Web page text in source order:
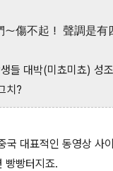
～傷不起！ 聲調是有
들 대박(미쵸미쵸) 성
치?
국 대표적인 동영상 사
빵빵터지죠.